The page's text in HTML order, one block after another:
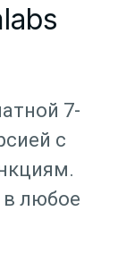
7-
с
любое